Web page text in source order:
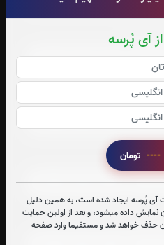
آی پُرسه
----
آی پُرسه ایجاد شده است، به همین دلیل
نمایش داده میشود، و بعد از اولین حمایت
حذف خواهد شد و مستقیما وارد صفحه
شماره 7
شماره 8
شماره 9
10